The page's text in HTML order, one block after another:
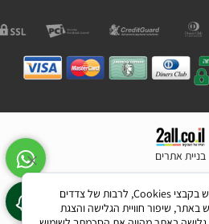
בניית אתרים
לידיעתך, באתרנו נעשה שימוש בקבצי Cookies, לרבות של צדדים
באתר, שיפור חוויית הגלישה והצגת